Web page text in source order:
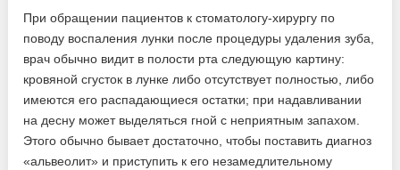
При обращении пациентов к стоматологу-хирургу по
поводу воспаления лунки после процедуры удаления зуба,
врач обычно видит в полости рта следующую картину:
кровяной сгусток в лунке либо отсутствует полностью, либо
имеются его распадающиеся остатки; при надавливании
на десну может выделяться гной с неприятным запахом.
Этого обычно бывает достаточно, чтобы поставить диагноз
«альвеолит» и приступить к его незамедлительному